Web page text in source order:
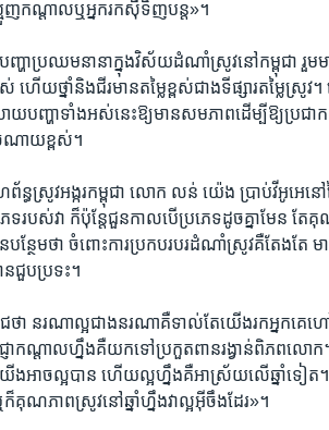
ញ​កណ្ដាល​ឬ​អ្នក​រក​ស៊ី​ទិញ​បន្ត»។​
ហា​ប្រឈម​នានា​ក្នុង​វិស័យ​ដំណាំ​ស្រូវ​នៅ​កម្ពុជា​ រួមមា
យ​ថ្នាំ​និង​ជីរ​មាន​តម្លៃ​ខ្ពស់​ជាង​ទីផ្សារ​តម្លៃ​ស្រូវ
យ​បញ្ហា​ទាំងអស់​នេះ​ឱ្យ​មាន​សមភាពដើម្បី​ឱ្យប្រជា​
ចំណាយ​ខ្ពស់។​
ន្ធ​ស្រូវ​អង្ករ​កម្ពុជា ​លោក លន់ យ៉េង ប្រាប់​វីអូអេ​នៅ​ថ្
ទរបស់​វា​ ក៏​ប៉ុន្តែ​ជួន​កាល​បើ​ប្រភេទ​ដូច​គ្នា​មែន ​តែ​
ែម​ថា​ ចំពោះ​ការ​ប្រកប​របរ​ដំណាំ​ស្រូវគឺ​តែងតែ​ មា
ជួប​ប្រទះ។​
ថា​ នរណា​ល្អ​ជាង​នរណាគឺ​ទាល់​តែ​យើង​រក​អ្នក​គេ​
ញា​កណ្តាលហ្នឹង​គឺយក​ទៅ​ប្រកួត​ពាន​រង្វាន់​ពិភព​លោក
អាច​ល្អ​បាន ​ហើយ​ល្អ​ហ្នឹង​គឺអាស្រ័យ​លើ​ឆ្នាំ​ទៀត។​
ណភាព​ស្រូវ​នៅ​ឆ្នាំ​ហ្នឹង​វា​ល្អ​អ៊ីចឹង​ដែរ»។​